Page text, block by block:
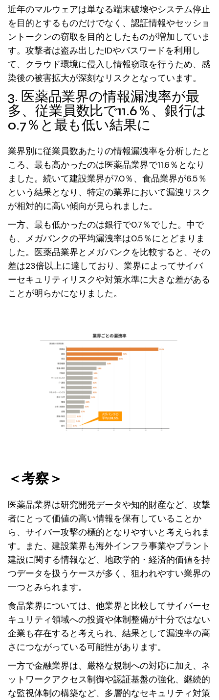
近年のマルウェアは単なる端末破壊やシステム停止
を目的とするものだけでなく、認証情報やセッショ
ントークンの窃取を目的としたものが増加していま
す。攻撃者は盗み出したIDやパスワードを利用し
て、クラウド環境に侵入し情報窃取を行うため、感
染後の被害拡大が深刻なリスクとなっています。
3. 医薬品業界の情報漏洩率が最
多、従業員数比で11.6％、銀行は
0.7％と最も低い結果に
業界別に従業員数あたりの情報漏洩率を分析したと
ころ、最も高かったのは医薬品業界で11.6％となり
ました。続いて建設業界が7.0％、食品業界が6.5％
という結果となり、特定の業界において漏洩リスク
が相対的に高い傾向が見られました。
一方、最も低かったのは銀行で0.7％でした。中で
も、メガバンクの平均漏洩率は0.5％にとどまりま
した。医薬品業界とメガバンクを比較すると、その
差は23倍以上に達しており、業界によってサイバ
ーセキュリティリスクや対策水準に大きな差がある
ことが明らかになりました。
＜考察＞
医薬品業界は研究開発データや知的財産など、攻撃
者にとって価値の高い情報を保有していることか
ら、サイバー攻撃の標的となりやすいと考えられま
す。また、建設業界も海外インフラ事業やプラント
建設に関する情報など、地政学的・経済的価値を持
つデータを扱うケースが多く、狙われやすい業界の
一つとみられます。
食品業界については、他業界と比較してサイバーセ
キュリティ領域への投資や体制整備が十分ではない
企業も存在すると考えられ、結果として漏洩率の高
さにつながっている可能性があります。
一方で金融業界は、厳格な規制への対応に加え、ネ
ットワークアクセス制御や認証基盤の強化、継続的
な監視体制の構築など、多層的なセキュリティ対策